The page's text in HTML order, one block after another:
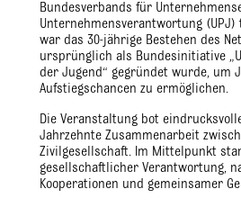
Bundesverbands für
Unternehmensverantwortung (UPJ)
war das 30-jährige Bestehen des
ursprünglich als Bundesinitiative
der Jugend“ gegründet wurde, um
Aufstiegschancen zu ermöglichen.
Die Veranstaltung bot
Jahrzehnte Zusammenarbeit
Zivilgesellschaft. Im Mittelpunkt
gesellschaftlicher Verantwortung,
Kooperationen und gemeinsamer